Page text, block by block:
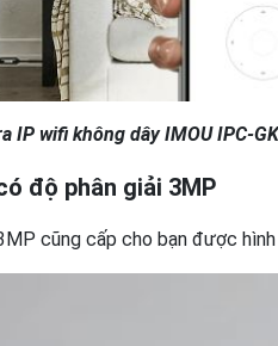
IP wifi không dây IMOU IPC-
độ phân giải 3MP
cũng cấp cho bạn được